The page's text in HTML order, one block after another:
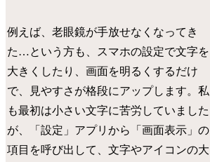
例えば、老眼鏡が手放せなくなってき
た…という方も、スマホの設定で文字を
大きくしたり、画面を明るくするだけ
で、見やすさが格段にアップします。私
も最初は小さい文字に苦労していました
が、「設定」アプリから「画面表示」の
項目を呼び出して、文字やアイコンの大